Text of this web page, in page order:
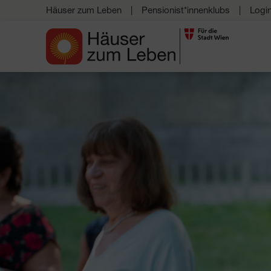
Häuser zum Leben Pensionist*innenklubs